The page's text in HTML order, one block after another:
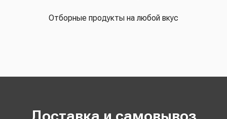
Отборные продукты на любой вкус